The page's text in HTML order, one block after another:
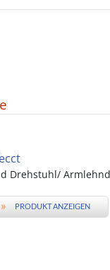
Drehstuhl/
» PRODUKT ANZEIGEN